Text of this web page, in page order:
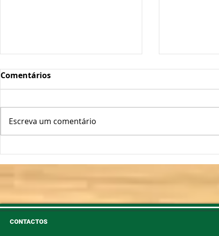
Podem "Abrir a Porta" ao
Longe!
Comentários
Escreva um comentário
CONTACTOS